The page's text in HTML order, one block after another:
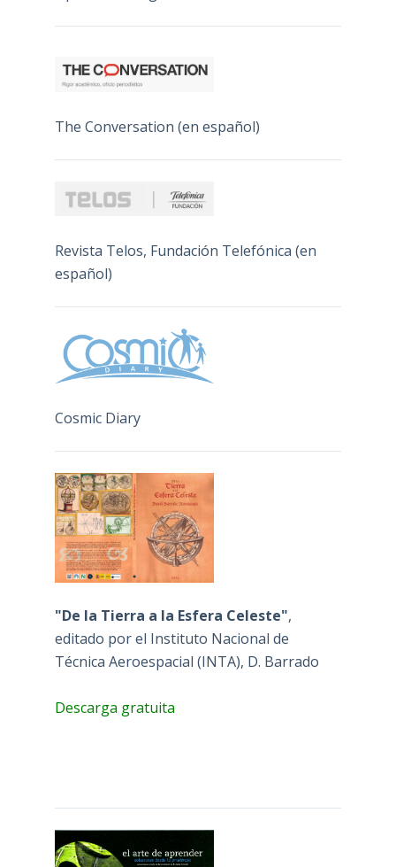
The Conversation (en español)
Revista Telos, Fundación Telefónica (en
español)
Cosmic Diary
"De la Tierra a la Esfera Celeste",
editado por el Instituto Nacional de
Técnica Aeroespacial (INTA), D. Barrado
Descarga gratuita